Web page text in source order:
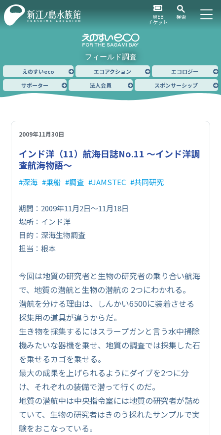
WEB
チケット
検索
フィールド調査
えのすいeco エコアクション
エコロジー
サポーター
法人会員 スポンサーシップ
2009年11月30日
インド洋（11）航海日誌No.11 ～インド洋調
査航海物語～
深海 乗船 調査 JAMSTEC 共同研究
期間：2009年11月2日～11月18日
場所：インド洋
目的：深海生物調査
担当：根本
今回は地質の研究者と生物の研究者の乗り合い航海
で、地質の潜航と生物の潜航の 2つにわかれる。
潜航を分ける理由は、しんかい6500に装着させる
採集用の道具が違うからだ。
生き物を採集するにはスラープガンと言う水中掃除
機みたいな器機を乗せ、地質の調査では採集した石
を乗せるカゴを乗せる。
最大の成果を上げられるようにダイブを2つに分
け、それぞれの装備で潜って行くのだ。
地質の潜航中は中央指令室には地質の研究者が詰め
ていて、生物の研究者はきのう採れたサンプルで実
験をおこなっている。